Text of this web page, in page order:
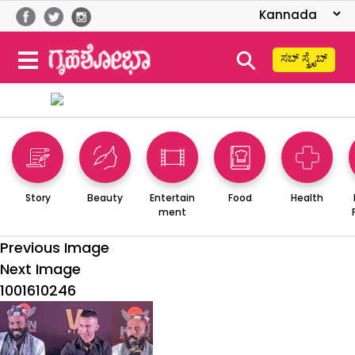
⚲ ಸಬ್ ಸ್ಕ್ರೈಬ್
Story Beauty
Entertain
ment
Food Health
Previous Image
Next Image
1001610246